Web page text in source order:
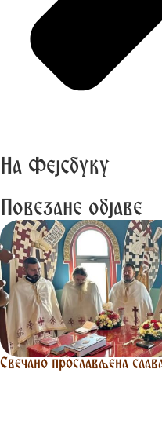
На Фејсбуку
Повезане објаве
Свечано прослављена